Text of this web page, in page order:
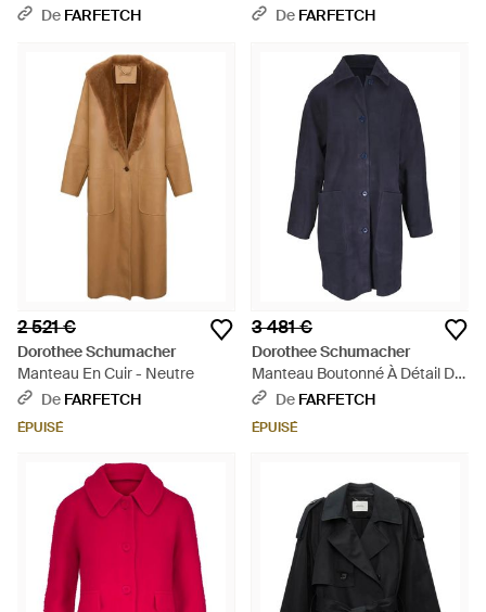
Croisée - Noir
De FARFETCH
Neutre
De FARFETCH
2 521 €
Dorothee Schumacher
Manteau En Cuir - Neutre
De FARFETCH
ÉPUISÉ
3 481 €
Dorothee Schumacher
Manteau Boutonné À Détail De
Poche - Bleu
De FARFETCH
ÉPUISÉ